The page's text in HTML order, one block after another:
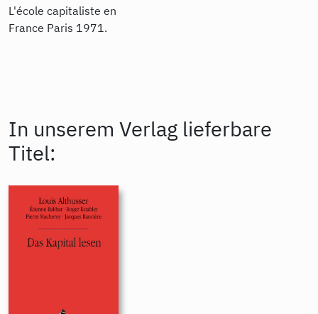
L'école capitaliste en
France Paris 1971.
In unserem Verlag lieferbare
Titel: